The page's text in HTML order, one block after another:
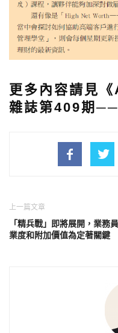
更 多內容請見
雜誌第409期──
上一篇文章
「精兵戰」即將展開，業務
業度和附加價值為定著關鍵